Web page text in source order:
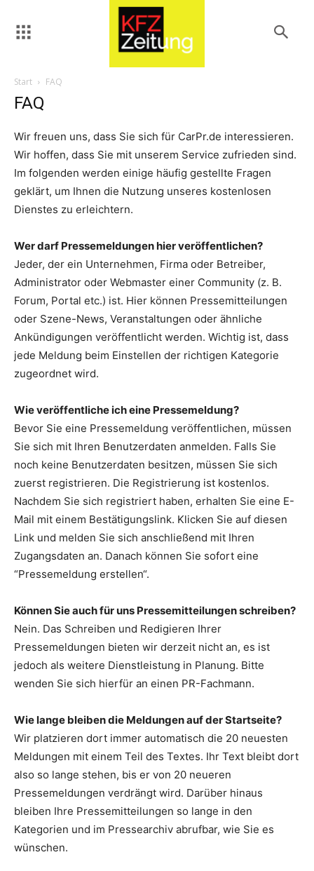
Start FAQ
FAQ
Wir freuen uns, dass Sie sich für CarPr.de interessieren.
Wir hoffen, dass Sie mit unserem Service zufrieden sind.
Im folgenden werden einige häufig gestellte Fragen
geklärt, um Ihnen die Nutzung unseres kostenlosen
Dienstes zu erleichtern.
Wer darf Pressemeldungen hier veröffentlichen?
Jeder, der ein Unternehmen, Firma oder Betreiber,
Administrator oder Webmaster einer Community (z. B.
Forum, Portal etc.) ist. Hier können Pressemitteilungen
oder Szene-News, Veranstaltungen oder ähnliche
Ankündigungen veröffentlicht werden. Wichtig ist, dass
jede Meldung beim Einstellen der richtigen Kategorie
zugeordnet wird.
Wie veröffentliche ich eine Pressemeldung?
Bevor Sie eine Pressemeldung veröffentlichen, müssen
Sie sich mit Ihren Benutzerdaten anmelden. Falls Sie
noch keine Benutzerdaten besitzen, müssen Sie sich
zuerst registrieren. Die Registrierung ist kostenlos.
Nachdem Sie sich registriert haben, erhalten Sie eine E-
Mail mit einem Bestätigungslink. Klicken Sie auf diesen
Link und melden Sie sich anschließend mit Ihren
Zugangsdaten an. Danach können Sie sofort eine
“Pressemeldung erstellen“.
Können Sie auch für uns Pressemitteilungen schreiben?
Nein. Das Schreiben und Redigieren Ihrer
Pressemeldungen bieten wir derzeit nicht an, es ist
jedoch als weitere Dienstleistung in Planung. Bitte
wenden Sie sich hierfür an einen PR-Fachmann.
Wie lange bleiben die Meldungen auf der Startseite?
Wir platzieren dort immer automatisch die 20 neuesten
Meldungen mit einem Teil des Textes. Ihr Text bleibt dort
also so lange stehen, bis er von 20 neueren
Pressemeldungen verdrängt wird. Darüber hinaus
bleiben Ihre Pressemitteilungen so lange in den
Kategorien und im Pressearchiv abrufbar, wie Sie es
wünschen.